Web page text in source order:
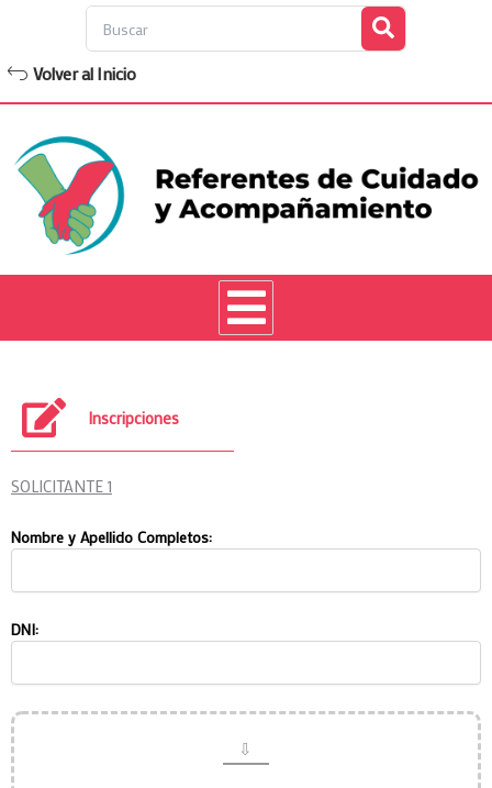
contenido
Search
Volver al Inicio
Inscripciones
SOLICITANTE 1
Nombre y Apellido Completos:
DNI: